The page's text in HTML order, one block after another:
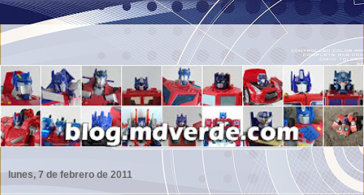
lunes, 7 de febrero de 2011